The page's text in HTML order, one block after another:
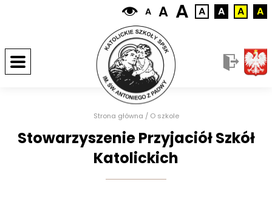
A A A A A A A
Strona główna / O szkole
Stowarzyszenie Przyjaciół Szkół
Katolickich